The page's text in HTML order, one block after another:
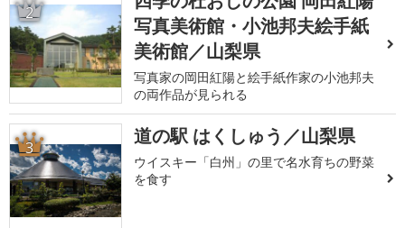
2
写真美術館・小池邦夫絵手紙
美術館／山梨県
写真家の岡田紅陽と絵手紙作家の小池邦夫
の両作品が見られる
3 道の駅 はくしゅう／山梨県
ウイスキー「白州」の里で名水育ちの野菜
を食す